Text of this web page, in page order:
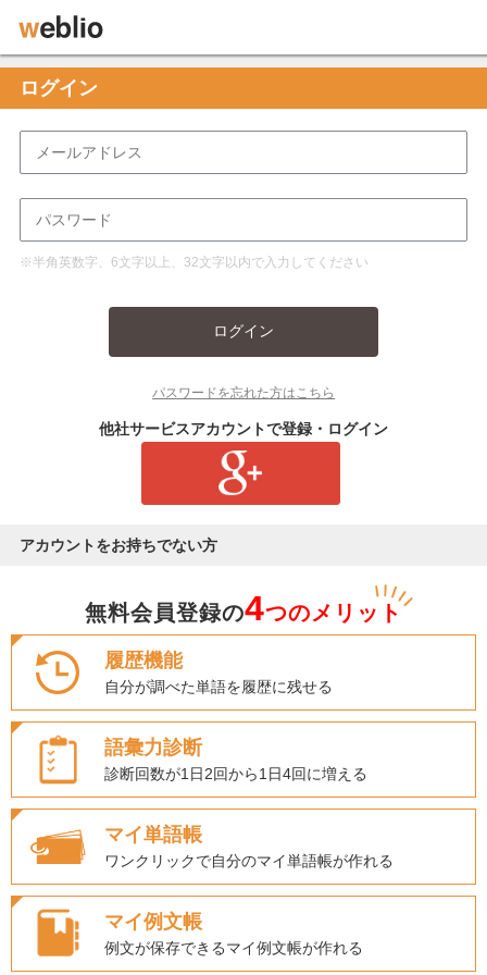
ログイン
※半角英数字、6文字以上、32文字以内で入力してください
ログイン
パスワードを忘れた方はこちら
他社サービスアカウントで登録・ログイン
アカウントをお持ちでない方
無料会員登録の4つのメリット
履歴機能
自分が調べた単語を履歴に残せる
語彙力診断
診断回数が1日2回から1日4回に増える
マイ単語帳
ワンクリックで自分のマイ単語帳が作れる
マイ例文帳
例文が保存できるマイ例文帳が作れる